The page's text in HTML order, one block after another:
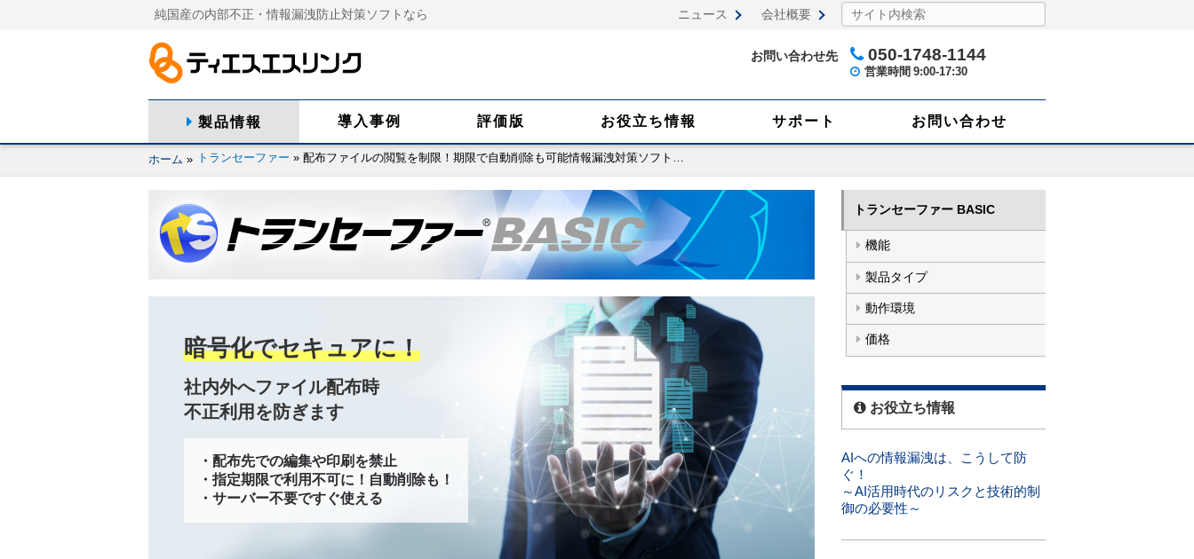
純国産の内部不正・情報漏洩防止対策ソフトなら ニュース 会社概要
お問い合わせ先 050-1748-1144
営業時間 9:00-17:30
製品情報 導入事例 評価版 お役立ち情報 サポート お問い合わせ
ホーム » トランセーファー »配布ファイルの閲覧を制限！期限で自動削除も可能情報漏洩対策ソフト
暗号化でセキュアに！
社内外へファイル配布時
不正利用を防ぎます
・配布先での編集や印刷を禁止
・指定期限で利用不可に！自動削除も！
・サーバー不要ですぐ使える
トランセーファー BASIC
機能
製品タイプ
動作環境
価格
お役立ち情報
AIへの情報漏洩は、こうして防
ぐ！
～AI活用時代のリスクと技術的制
御の必要性～